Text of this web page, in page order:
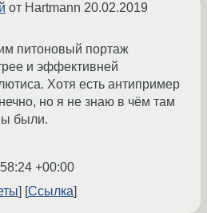
от Hartmann 20.02.2019
питоновый портаж
и эффективней
Хотя есть антипример
но я не знаю в чём там
были.
+00:00
Ссылка